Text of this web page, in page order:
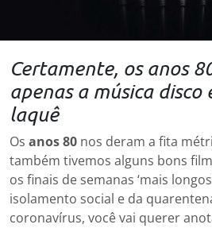
Certamente, os anos
apenas a música disco
laquê
Os anos 80 nos deram a fita
também tivemos alguns bons
os finais de semanas ‘mais
isolamento social e da
coronavírus, você vai querer